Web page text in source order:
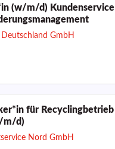
(w/m/d) Kundenservice
Deutschland GmbH
für Recyclingbetrieb
m/d)
Nord GmbH